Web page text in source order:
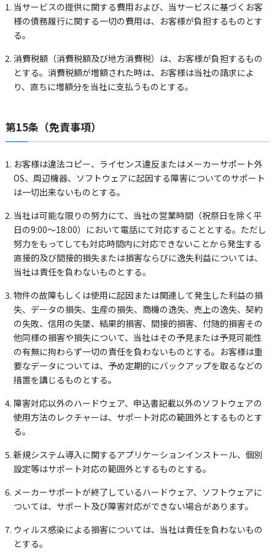
当サービスの提供に関する費用および、当サービスに基づくお客
様の債務履行に関する一切の費用は、お客様が負担するものとす
る。
消費税額（消費税額及び地方消費税）は、お客様が負担するもの
とする。消費税額が増額された時は、お客様は当社の請求によ
り、直ちに増額分を当社に支払うものとする。
第15条（免責事項）
お客様は違法コピー、ライセンス違反またはメーカーサポート外
OS、周辺機器、ソフトウェアに起因する障害についてのサポート
は一切出来ないものとする。
当社は可能な限りの努力にて、当社の営業時間（祝祭日を除く平
日の9:00～18:00）において電話にて対応することとする。ただし
努力をもってしても対応時間内に対応できないことから発生する
直接的及び間接的損失または損害ならびに逸失利益については、
当社は責任を負わないものとする。
物件の故障もしくは使用に起因または関連して発生した利益の損
失、データの損失、生産の損失、商機の逸失、売上の逸失、契約
の失敗、信用の失墜、結果的損害、間接的損害、付随的損害その
他同様の損害や損失について、当社はその予見または予見可能性
の有無に拘わらず一切の責任を負わないものとする。お客様は重
要なデータについては、予め定期的にバックアップを取るなどの
措置を講じるものとする。
障害対応以外のハードウェア、申込書記載以外のソフトウェアの
使用方法のレクチャーは、サポート対応の範囲外とするものとす
る。
新規システム導入に関するアプリケーションインストール、個別
設定等はサポート対応の範囲外とするものとする。
メーカーサポートが終了しているハードウェア、ソフトウェアに
ついては、サポート及び障害対応ができない場合があります。
ウィルス感染による損害については、当社は責任を負わないもの
とする。